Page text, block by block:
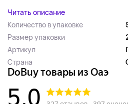
Читать описание
Количество в упаковке
Размер упаковки
Артикул
Страна